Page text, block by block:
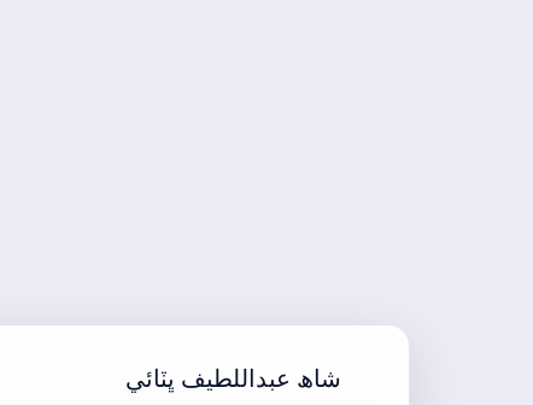
شاھ عبداللطيف ڀٽائي